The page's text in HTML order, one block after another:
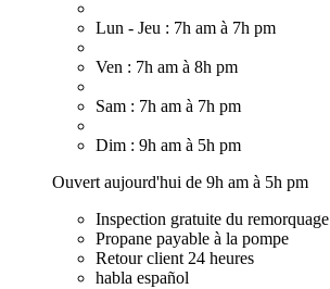
Lun - Jeu : 7h am à 7h pm
Ven : 7h am à 8h pm
Sam : 7h am à 7h pm
Dim : 9h am à 5h pm
Ouvert aujourd'hui de 9h am à 5h pm
Inspection gratuite du remorquage
Propane payable à la pompe
Retour client 24 heures
habla español